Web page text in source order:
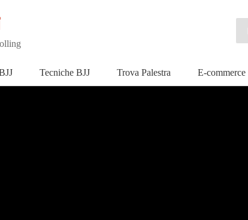
Tecniche BJJ Trova Palestra E-commerce